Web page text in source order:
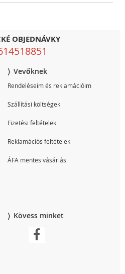
OBJEDNÁVKY
Vevőknek
Rendeléseim és reklamációim
Szállítási költségek
Fizetési feltételek
Reklamációs feltételek
ÁFA mentes vásárlás
Kövess minket